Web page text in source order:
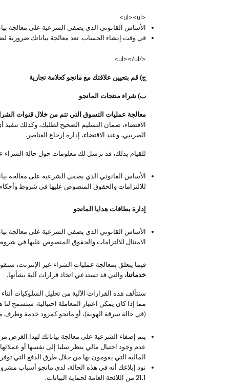
<ul><ul>
الأساس القانوني الذي يضفي الشرعية على معالجة
في وقت إنشاء الحساب. تعد معالجة بياناتك ضرورية
</ul></ul>
ج) قم بتعيين علاقتك مع مانجو كعلامة تجارية
ب) شراء منتجات المانجو
معالجة عمليات التسوق التي تتم من خلال قنوات
الاقتضاء، ضمان التسليم الصحيح لطلبك، وكذلك تنفيذ
الضريبي، وعند الاقتضاء، إدارة إرجاع العناصر.
للقيام بذلك، قد نرسل لك معلومات حول حالة الشراء
الأساس القانوني الذي يضفي الشرعية على معالجة
للالتزامات والحقوق المنصوص عليها في شروط وأحكام
إدارة بطاقات هدايا المانجو
الأساس القانوني الذي يضفي الشرعية على معالجة
الامتثال للالتزامات والحقوق المنصوص عليها في
فيما يتعلق بمعالجة عمليات الشراء عبر الإنترنت،
خدماتنا، والتي قد تستدعي اتخاذ قرارات آلية بشأنها.
ستتألف هذه القرارات الآلية من تحليل السلوكيات
مما إذا كان يمكن اعتبار المعاملة احتيالية. ستسمح
(في حالة سرقة الهوية)، أو مانجو كمزود خدمة
يتم إضفاء الشرعية على معالجة بياناتك لهذا الغرض
عدم وجود احتيال مالي ينظر سلبا إلى نفسها أو
المالية التي يقومون بها من خلال طرق الدفع التي
نود إبلاغك أنه في هذه الحالة، لدى مانجو أسباب
21.1 من اللائحة العامة لحماية البيانات.